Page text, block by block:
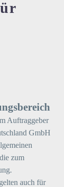
Auftraggeber
GmbH
zum
auch für